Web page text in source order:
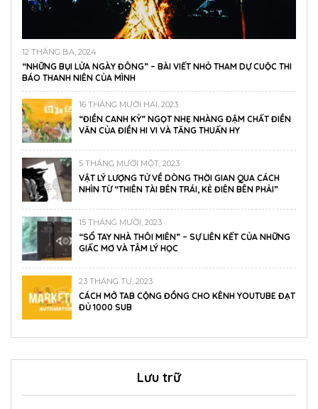
12 THÁNG BA, 2024
“NHỮNG BỤI LỬA NGÀY ĐÔNG” – BÀI VIẾT NHỎ THAM DỰ CUỘC THI
BÁO THANH NIÊN CỦA MÌNH
16 THÁNG MƯỜI HAI, 2023
“ĐIỀN CANH KỶ” NGỌT NHẸ NHÀNG ĐẬM CHẤT ĐIỀN
VĂN CỦA ĐIỀN HI VI VÀ TĂNG THUẤN HY
5 THÁNG MƯỜI MỘT, 2023
VẬT LÝ LƯỢNG TỬ VỀ DÒNG THỜI GIAN QUA CÁCH
NHÌN TỪ “THIÊN TÀI BÊN TRÁI, KẺ ĐIÊN BÊN PHẢI”
15 THÁNG MƯỜI, 2023
“SỔ TAY NHÀ THÔI MIÊN” – SỰ LIÊN KẾT CỦA NHỮNG
GIẤC MƠ VÀ TÂM LÝ HỌC
23 THÁNG TƯ, 2023
CÁCH MỞ TAB CỘNG ĐỒNG CHO KÊNH YOUTUBE ĐẠT
ĐỦ 1000 SUB
Lưu trữ